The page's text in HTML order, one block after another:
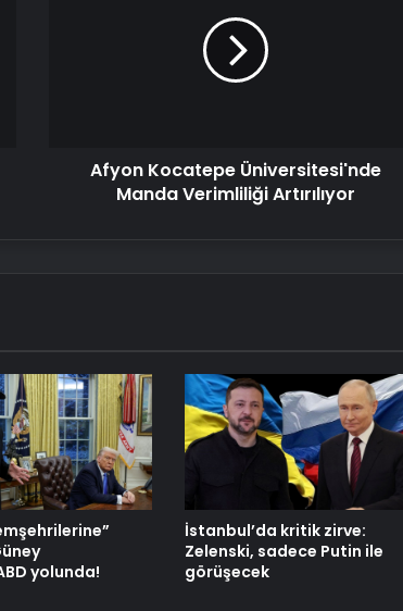
Dünya’nın sonu için tarih verildi:
“Korktuğumuzdan daha erken”
UETDS Nedir ? Uetds.com İle Akıllı
Datahost İle Güvenilir Sunucu
Hizmetleri
Meizu, yeni amiral gemisini sıra dışı
bir şekilde test etti
Afyon Kocatepe Üniversitesi'nde
Manda Verimliliği Artırılıyor
yolunda!
İstanbul’da kritik zirve:
Zelenski, sadece Putin ile
görüşecek